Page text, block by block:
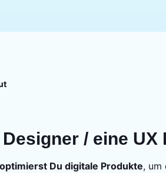
/ eine UX
Du digitale Produkte, um